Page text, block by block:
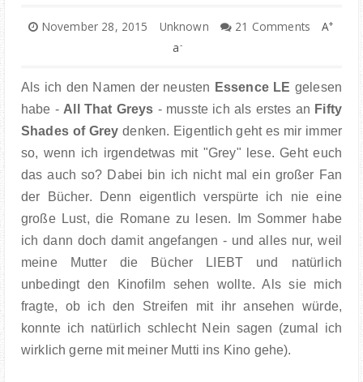
KIEL INSIGHTS
COOPERATION
IMPRESSUM
November 28, 2015 Unknown 21 Comments A+
a-
Als ich den Namen der neusten Essence LE gelesen
habe - All That Greys - musste ich als erstes an Fifty
Shades of Grey denken. Eigentlich geht es mir immer
so, wenn ich irgendetwas mit "Grey" lese. Geht euch
das auch so? Dabei bin ich nicht mal ein großer Fan
der Bücher. Denn eigentlich verspürte ich nie eine
große Lust, die Romane zu lesen. Im Sommer habe
ich dann doch damit angefangen - und alles nur, weil
meine Mutter die Bücher LIEBT und natürlich
unbedingt den Kinofilm sehen wollte. Als sie mich
fragte, ob ich den Streifen mit ihr ansehen würde,
konnte ich natürlich schlecht Nein sagen (zumal ich
wirklich gerne mit meiner Mutti ins Kino gehe).